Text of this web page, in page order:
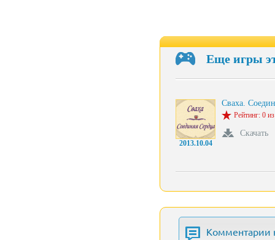
Еще игры
2013.10.04
Сваха.
Рейтинг: 0
Скачать
Комментарии